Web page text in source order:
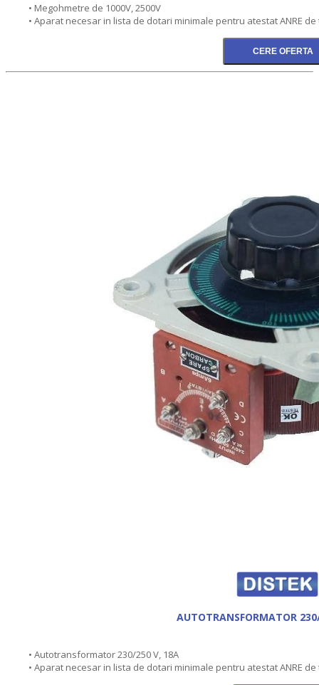
• Megohmetre de 1000V, 2500V
• Aparat necesar in lista de dotari minimale pentru atestat ANRE de
AUTOTRANSFORMATOR
• Autotransformator 230/250 V, 18A
• Aparat necesar in lista de dotari minimale pentru atestat ANRE de